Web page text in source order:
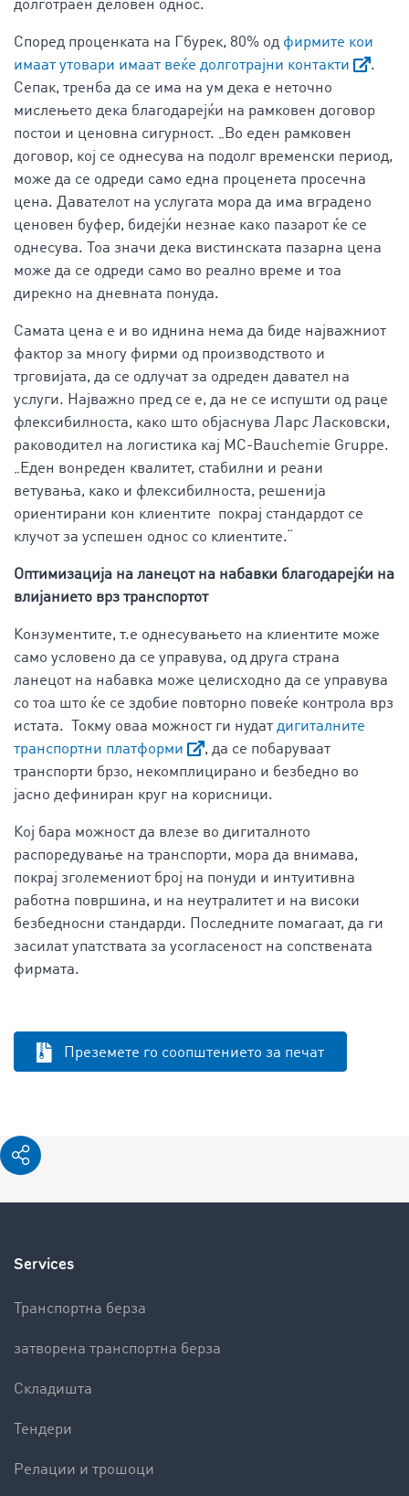
долготраен деловен однос.“
Според проценката на Гбурек, 80% од фирмите кои
имаат утовари имаат веќе долготрајни контакти
.
Сепак, тренба да се има на ум дека е неточно
мислењето дека благодарејќи на рамковен договор
постои и ценовна сигурност. „Во еден рамковен
договор, кој се однесува на подолг временски период,
може да се одреди само една проценета просечна
цена. Давателот на услугата мора да има вградено
ценовен буфер, бидејќи незнае како пазарот ќе се
однесува. Тоа значи дека вистинската пазарна цена
може да се одреди само во реално време и тоа
дирекно на дневната понуда.
Самата цена е и во иднина нема да биде најважниот
фактор за многу фирми од производството и
трговијата, да се одлучат за одреден давател на
услуги. Најважно пред се е, да не се испушти од раце
флексибилноста, како што објаснува Ларс Ласковски,
раководител на логистика кај MC-Bauchemie Gruppe.
„Еден вонреден квалитет, стабилни и реани
ветувања, како и флексибилноста, решенија
ориентирани кон клиентите покрај стандардот се
клучот за успешен однос со клиентите.“
Оптимизација на ланецот на набавки благодарејќи на
влијанието врз транспортот
Конзументите, т.е однесувањето на клиентите може
само условено да се управува, од друга страна
ланецот на набавка може целисходно да се управува
со тоа што ќе се здобие повторно повеќе контрола врз
истата. Токму оваа можност ги нудат дигиталните
транспортни платформи
, да се побаруваат
транспорти брзо, некомплицирано и безбедно во
јасно дефиниран круг на корисници.
Кој бара можност да влезе во дигиталното
распоредување на транспорти, мора да внимава,
покрај зголемениот број на понуди и интуитивна
работна површина, и на неутралитет и на високи
безбедносни стандарди. Последните помагаат, да ги
засилат упатствата за усогласеност на сопствената
фирмата.
Преземете го соопштението за печат
Services
Транспортна берза
затворена транспортна берза
Складишта
Тендери
Релации и трошоци